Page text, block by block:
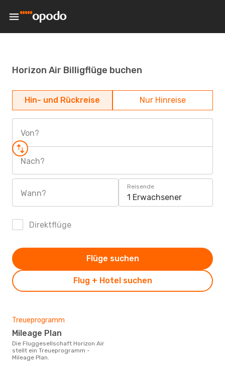
Horizon Air Billigflüge buchen
Hin- und Rückreise Nur Hinreise
Von?
Nach?
Wann?
Reisende
1 Erwachsener
Direktflüge
Flug + Hotel suchen
Flüge suchen
Treueprogramm
Mileage Plan
Die Fluggesellschaft Horizon Air
stellt ein Treueprogramm -
Mileage Plan.